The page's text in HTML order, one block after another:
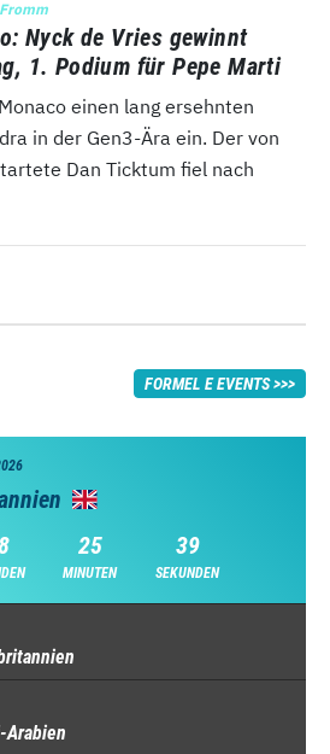
Nyck de Vries gewinnt
1. Podium für Pepe Marti
einen lang ersehnten
in der Gen3-Ära ein. Der von
Dan Ticktum fiel nach
FORMEL E EVENTS
25
MINUTEN
38
SEKUNDEN
Arabien